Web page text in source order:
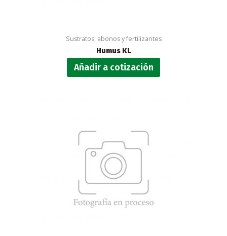
Sustratos, abonos y fertilizantes
Humus KL
Añadir a cotización